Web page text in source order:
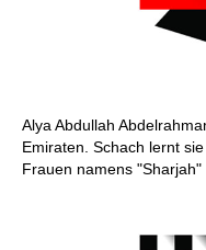
Alya Abdullah
Emiraten. Schach lernt
Frauen namens "Sharjah"